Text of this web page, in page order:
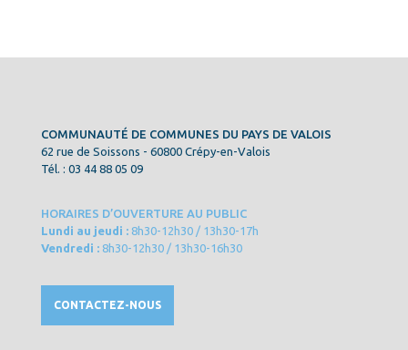
COMMUNAUTÉ DE COMMUNES DU PAYS DE VALOIS
62 rue de Soissons - 60800 Crépy-en-Valois
Tél. : 03 44 88 05 09
HORAIRES D’OUVERTURE AU PUBLIC
Lundi au jeudi : 8h30-12h30 / 13h30-17h
Vendredi : 8h30-12h30 / 13h30-16h30
CONTACTEZ-NOUS